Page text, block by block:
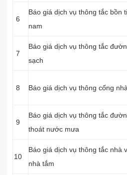
6
Báo giá dịch vụ thông tắc bồn
nam
7
Báo giá dịch vụ thông tắc
sạch
8 Báo giá dịch vụ thông cống
9
Báo giá dịch vụ thông tắc
thoát nước mưa
10
Báo giá dịch vụ thông tắc nhà
nhà tắm